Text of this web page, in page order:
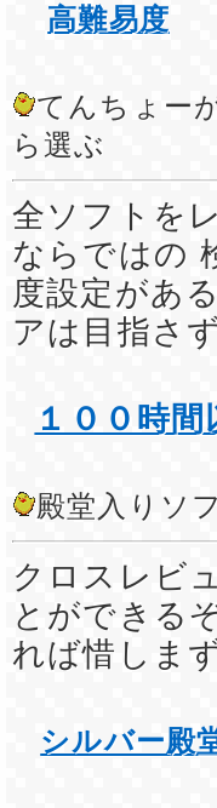
高難易度
てんちょー
ら選ぶ
全ソフトを
ならではの
度設定があ
アは目指さ
１００時間
殿堂入りソ
クロスレビ
とができる
れば惜しま
シルバー殿